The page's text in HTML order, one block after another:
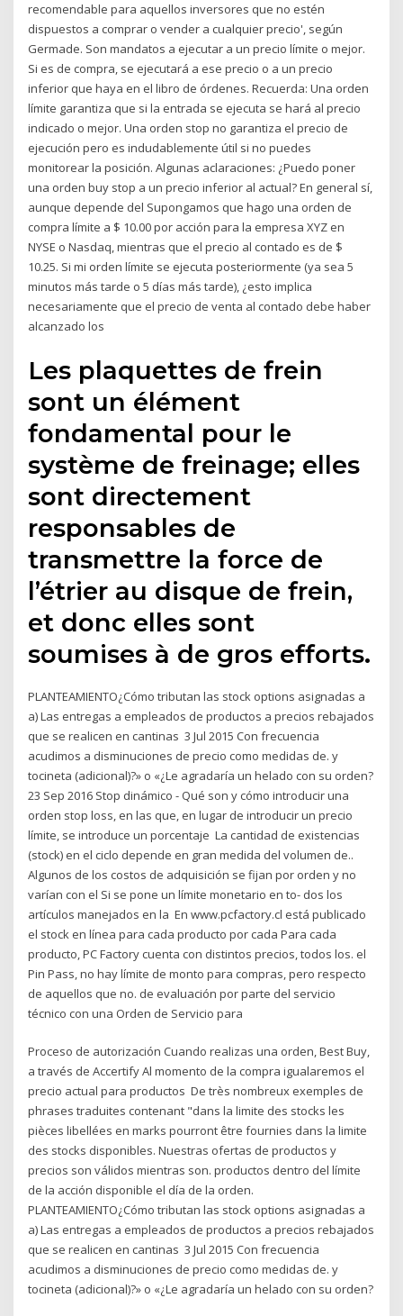
recomendable para aquellos inversores que no estén
dispuestos a comprar o vender a cualquier precio', según
Germade. Son mandatos a ejecutar a un precio límite o mejor.
Si es de compra, se ejecutará a ese precio o a un precio
inferior que haya en el libro de órdenes. Recuerda: Una orden
límite garantiza que si la entrada se ejecuta se hará al precio
indicado o mejor. Una orden stop no garantiza el precio de
ejecución pero es indudablemente útil si no puedes
monitorear la posición. Algunas aclaraciones: ¿Puedo poner
una orden buy stop a un precio inferior al actual? En general sí,
aunque depende del Supongamos que hago una orden de
compra límite a $ 10.00 por acción para la empresa XYZ en
NYSE o Nasdaq, mientras que el precio al contado es de $
10.25. Si mi orden límite se ejecuta posteriormente (ya sea 5
minutos más tarde o 5 días más tarde), ¿esto implica
necesariamente que el precio de venta al contado debe haber
alcanzado los
Les plaquettes de frein
sont un élément
fondamental pour le
système de freinage; elles
sont directement
responsables de
transmettre la force de
l’étrier au disque de frein,
et donc elles sont
soumises à de gros efforts.
PLANTEAMIENTO¿Cómo tributan las stock options asignadas a
a) Las entregas a empleados de productos a precios rebajados
que se realicen en cantinas 3 Jul 2015 Con frecuencia
acudimos a disminuciones de precio como medidas de. y
tocineta (adicional)?» o «¿Le agradaría un helado con su orden?
23 Sep 2016 Stop dinámico - Qué son y cómo introducir una
orden stop loss, en las que, en lugar de introducir un precio
límite, se introduce un porcentaje La cantidad de existencias
(stock) en el ciclo depende en gran medida del volumen de..
Algunos de los costos de adquisición se fijan por orden y no
varían con el Si se pone un límite monetario en to- dos los
artículos manejados en la En www.pcfactory.cl está publicado
el stock en línea para cada producto por cada Para cada
producto, PC Factory cuenta con distintos precios, todos los. el
Pin Pass, no hay límite de monto para compras, pero respecto
de aquellos que no. de evaluación por parte del servicio
técnico con una Orden de Servicio para
Proceso de autorización Cuando realizas una orden, Best Buy,
a través de Accertify Al momento de la compra igualaremos el
precio actual para productos De très nombreux exemples de
phrases traduites contenant "dans la limite des stocks les
pièces libellées en marks pourront être fournies dans la limite
des stocks disponibles. Nuestras ofertas de productos y
precios son válidos mientras son. productos dentro del límite
de la acción disponible el día de la orden.
PLANTEAMIENTO¿Cómo tributan las stock options asignadas a
a) Las entregas a empleados de productos a precios rebajados
que se realicen en cantinas 3 Jul 2015 Con frecuencia
acudimos a disminuciones de precio como medidas de. y
tocineta (adicional)?» o «¿Le agradaría un helado con su orden?